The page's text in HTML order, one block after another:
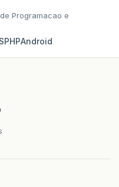
Programacao e
PHPAndroid